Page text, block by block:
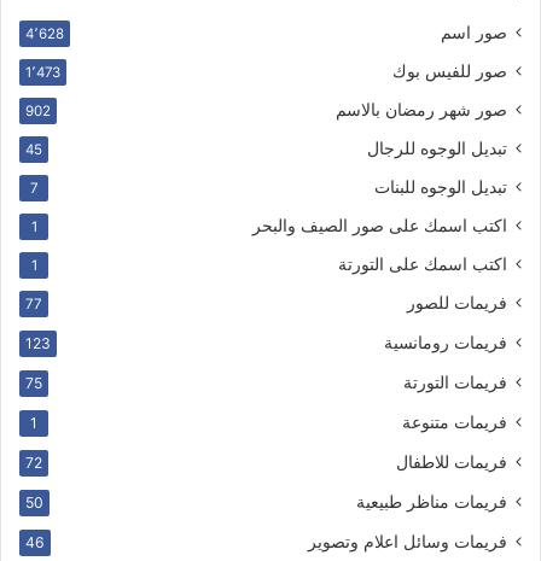
صور اسم 4٬628
صور للفيس بوك 1٬473
صور شهر رمضان بالاسم 902
تبديل الوجوه للرجال 45
تبديل الوجوه للبنات 7
اكتب اسمك على صور الصيف والبحر 1
اكتب اسمك على التورتة 1
فريمات للصور 77
فريمات رومانسية 123
فريمات التورتة 75
فريمات متنوعة 1
فريمات للاطفال 72
فريمات مناظر طبيعية 50
فريمات وسائل اعلام وتصوير 46